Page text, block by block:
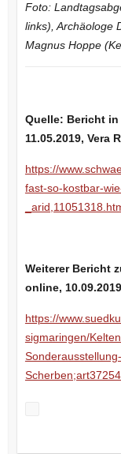
Foto:
links), Archäologe
Magnus Hoppe
Quelle: Bericht
11.05.2019, Vera
https://
fast-so-kostbar-
Weiterer Bericht
online,
https://
sigmaringen/